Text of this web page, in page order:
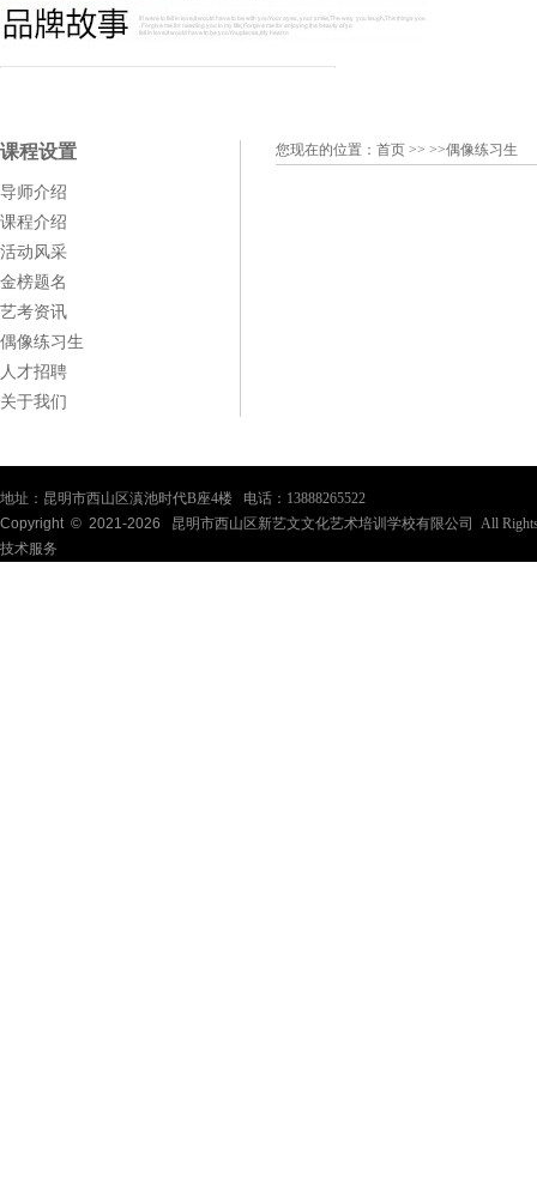
课程设置
导师介绍
课程介绍
活动风采
金榜题名
艺考资讯
偶像练习生
人才招聘
关于我们
您现在的位置： 首页 >> >>偶像练习生
地址：昆明市西山区滇池时代B座4楼 电话：13888265522
Copyright © 2021-2026
昆明市西山区新艺文文化艺术培训学校有限公司 All
技术服务